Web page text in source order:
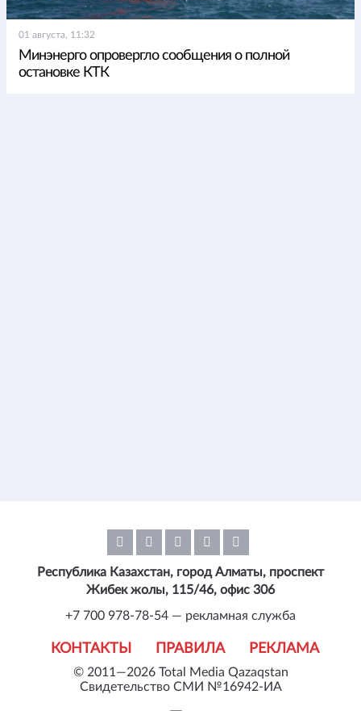
01 августа, 11:32
Минэнерго опровергло сообщения о полной
остановке КТК
© 2011—2026 Total Media Qazaqstan
Свидетельство СМИ №16942-ИА
КОНТАКТЫ ПРАВИЛА РЕКЛАМА
Республика Казахстан, город Алматы, проспект
Жибек жолы, 115/46, офис 306
+7 700 978-78-54 — рекламная служба